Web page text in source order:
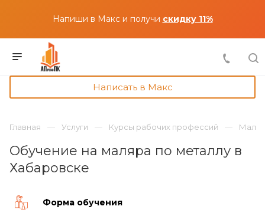
Напиши в Макс и получи скидку 11%
Написать в Макс
Главная Услуги Курсы рабочих профессий
Обучение на маляра по металлу в
Хабаровске
Форма обучения